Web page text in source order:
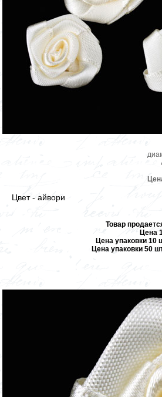
Цвет - айвори
Товар
Цена
Цена упаковки 10
Цена упаковки 50